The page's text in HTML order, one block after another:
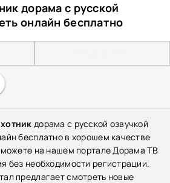
дорама с русской
онлайн бесплатно
дорама с русской озвучкой
бесплатно в хорошем качестве
на нашем портале Дорама ТВ
без необходимости регистрации.
предлагает смотреть новые